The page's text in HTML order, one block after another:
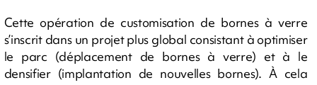
Cette opération de customisation de bornes à verre
s’inscrit dans un projet plus global consistant à optimiser
le parc (déplacement de bornes à verre) et à le
densifier (implantation de nouvelles bornes). À cela